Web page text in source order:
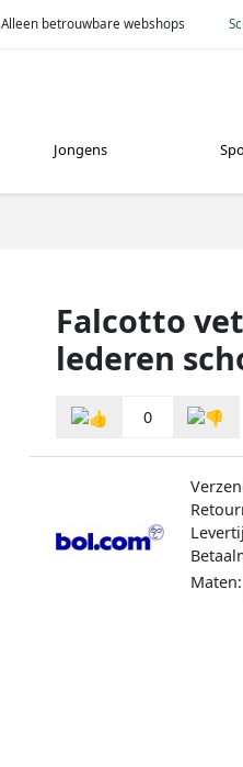
Alleen betrouwbare webshops
Jongens
Falcotto
lederen
0
Maten: